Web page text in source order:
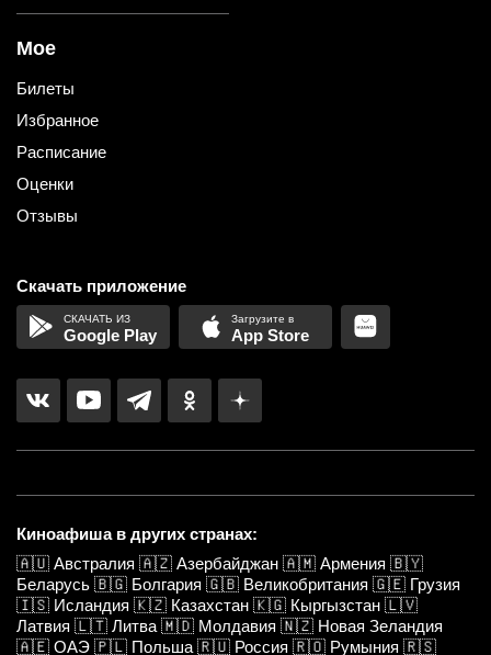
Мое
Билеты
Избранное
Расписание
Оценки
Отзывы
Скачать приложение
Google Play App Store
Киноафиша в других странах:
🇦🇺 Австралия 🇦🇿 Азербайджан 🇦🇲 Армения 🇧🇾
Беларусь 🇧🇬 Болгария 🇬🇧 Великобритания 🇬🇪 Грузия
🇮🇸 Исландия 🇰🇿 Казахстан 🇰🇬 Кыргызстан 🇱🇻
Латвия 🇱🇹 Литва 🇲🇩 Молдавия 🇳🇿 Новая Зеландия
🇦🇪 ОАЭ 🇵🇱 Польша 🇷🇺 Россия 🇷🇴 Румыния 🇷🇸